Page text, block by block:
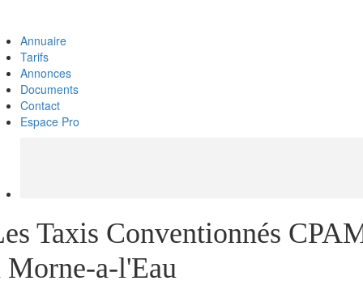
Annuaire
Tarifs
Annonces
Documents
Contact
Espace Pro
Taxis Conventionnés
Morne-a-l'Eau